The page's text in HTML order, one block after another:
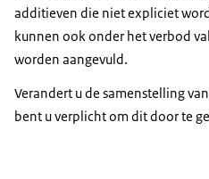
additieven die niet expliciet
kunnen ook onder het verbod
worden aangevuld.
Verandert u de samenstelling
bent u verplicht om dit door te